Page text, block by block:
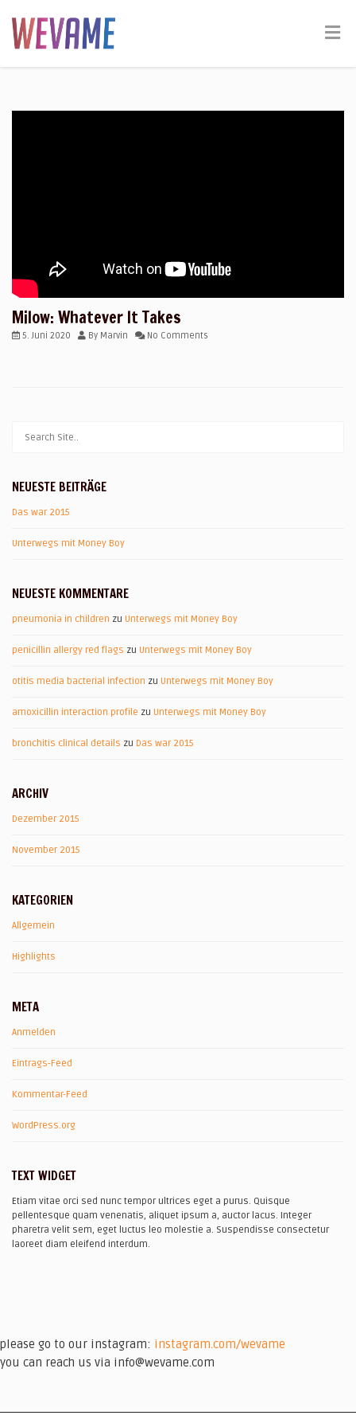
Milow: Whatever It Takes
5. Juni 2020 By Marvin No Comments
NEUESTE BEITRÄGE
Das war 2015
Unterwegs mit Money Boy
NEUESTE KOMMENTARE
pneumonia in children zu Unterwegs mit Money Boy
penicillin allergy red flags zu Unterwegs mit Money Boy
otitis media bacterial infection zu Unterwegs mit Money Boy
amoxicillin interaction profile zu Unterwegs mit Money Boy
bronchitis clinical details zu Das war 2015
ARCHIV
Dezember 2015
November 2015
KATEGORIEN
Allgemein
Highlights
META
Anmelden
Eintrags-Feed
Kommentar-Feed
WordPress.org
TEXT WIDGET
Etiam vitae orci sed nunc tempor ultrices eget a purus. Quisque
pellentesque quam venenatis, aliquet ipsum a, auctor lacus. Integer
pharetra velit sem, eget luctus leo molestie a. Suspendisse consectetur
laoreet diam eleifend interdum.
please go to our instagram: instagram.com/wevame
you can reach us via info@wevame.com